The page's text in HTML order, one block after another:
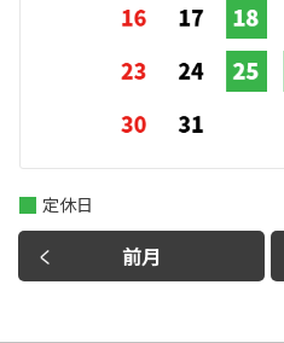
前月
定休日